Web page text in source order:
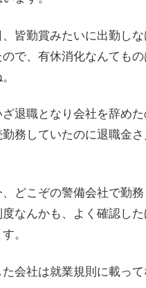
皆勤賞みたいに出勤し
で、有休消化なんても
退職となり会社を辞め
務していたのに退職金さ
どこぞの警備会社で勤
度なんかも、よく確認し
。
会社は就業規則に載っ